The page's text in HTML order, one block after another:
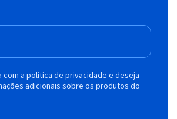
com a política de privacidade e deseja
adicionais sobre os produtos do